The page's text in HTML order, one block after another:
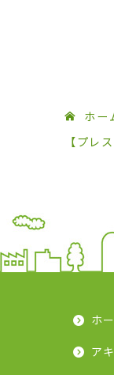
ホー
【プレ
ホ
ア